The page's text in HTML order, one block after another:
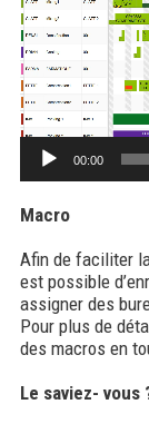
00:00
Macro
Afin de faciliter
est possible
assigner des
Pour plus de
des macros en
Le saviez- vous